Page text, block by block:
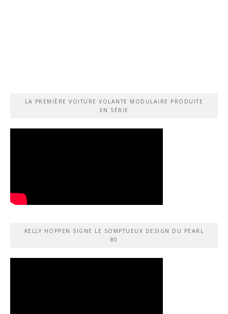
LA PREMIÈRE VOITURE VOLANTE MODULAIRE PRODUITE
EN SÉRIE
KELLY HOPPEN SIGNE LE SOMPTUEUX DESIGN DU PEARL
80